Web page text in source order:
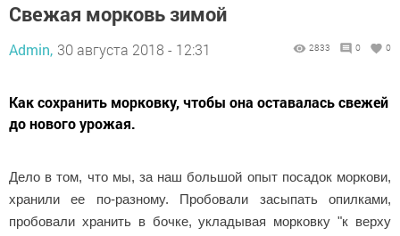
Свежая морковь зимой
Admin, 30 августа 2018 - 12:31 2833 0 0
Как сохранить морковку, чтобы она оставалась свежей
до нового урожая.
Дело в том, что мы, за наш большой опыт посадок моркови,
хранили ее по-разному. Пробовали засыпать опилками,
пробовали хранить в бочке, укладывая морковку "к верху